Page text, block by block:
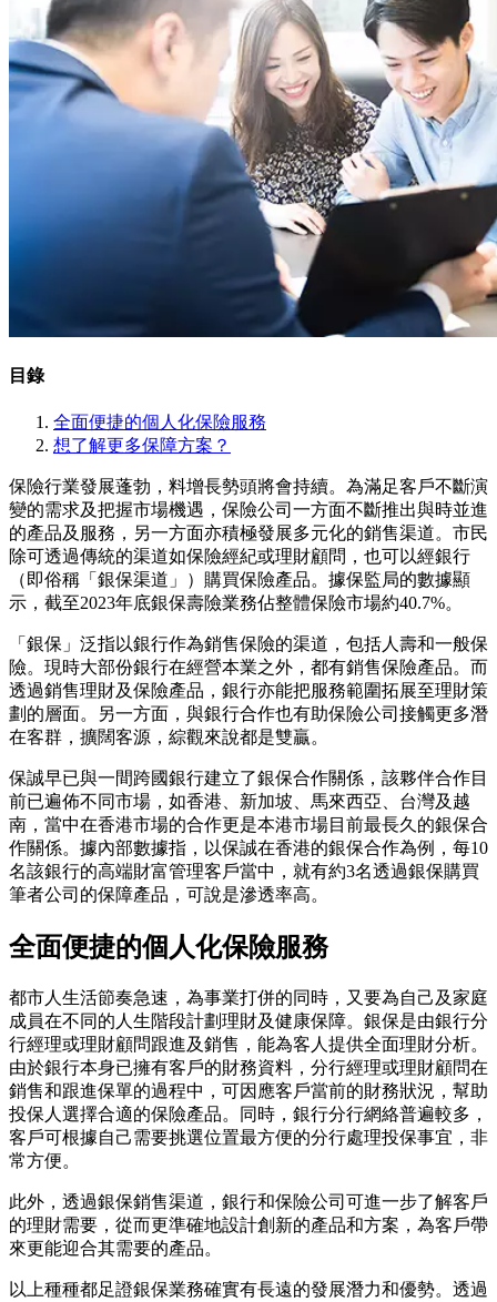
目錄
全面便捷的個人化保險服務
想了解更多保障方案？
保險行業發展蓬勃，料增長勢頭將會持續。為滿足客戶不斷演
變的需求及把握市場機遇，保險公司一方面不斷推出與時並進
的產品及服務，另一方面亦積極發展多元化的銷售渠道。市民
除可透過傳統的渠道如保險經紀或理財顧問，也可以經銀行
（即俗稱「銀保渠道」）購買保險產品。據保監局的數據顯
示，截至2023年底銀保壽險業務佔整體保險市場約40.7%。
「銀保」泛指以銀行作為銷售保險的渠道，包括人壽和一般保
險。現時大部份銀行在經營本業之外，都有銷售保險產品。而
透過銷售理財及保險產品，銀行亦能把服務範圍拓展至理財策
劃的層面。另一方面，與銀行合作也有助保險公司接觸更多潛
在客群，擴闊客源，綜觀來說都是雙贏。
保誠早已與一間跨國銀行建立了銀保合作關係，該夥伴合作目
前已遍佈不同市場，如香港、新加坡、馬來西亞、台灣及越
南，當中在香港市場的合作更是本港市場目前最長久的銀保合
作關係。據內部數據指，以保誠在香港的銀保合作為例，每10
名該銀行的高端財富管理客戶當中，就有約3名透過銀保購買
筆者公司的保障產品，可說是滲透率高。
全面便捷的個人化保險服務
都市人生活節奏急速，為事業打併的同時，又要為自己及家庭
成員在不同的人生階段計劃理財及健康保障。銀保是由銀行分
行經理或理財顧問跟進及銷售，能為客人提供全面理財分析。
由於銀行本身已擁有客戶的財務資料，分行經理或理財顧問在
銷售和跟進保單的過程中，可因應客戶當前的財務狀況，幫助
投保人選擇合適的保險產品。同時，銀行分行網絡普遍較多，
客戶可根據自己需要挑選位置最方便的分行處理投保事宜，非
常方便。
此外，透過銀保銷售渠道，銀行和保險公司可進一步了解客戶
的理財需要，從而更準確地設計創新的產品和方案，為客戶帶
來更能迎合其需要的產品。
以上種種都足證銀保業務確實有長遠的發展潛力和優勢。透過